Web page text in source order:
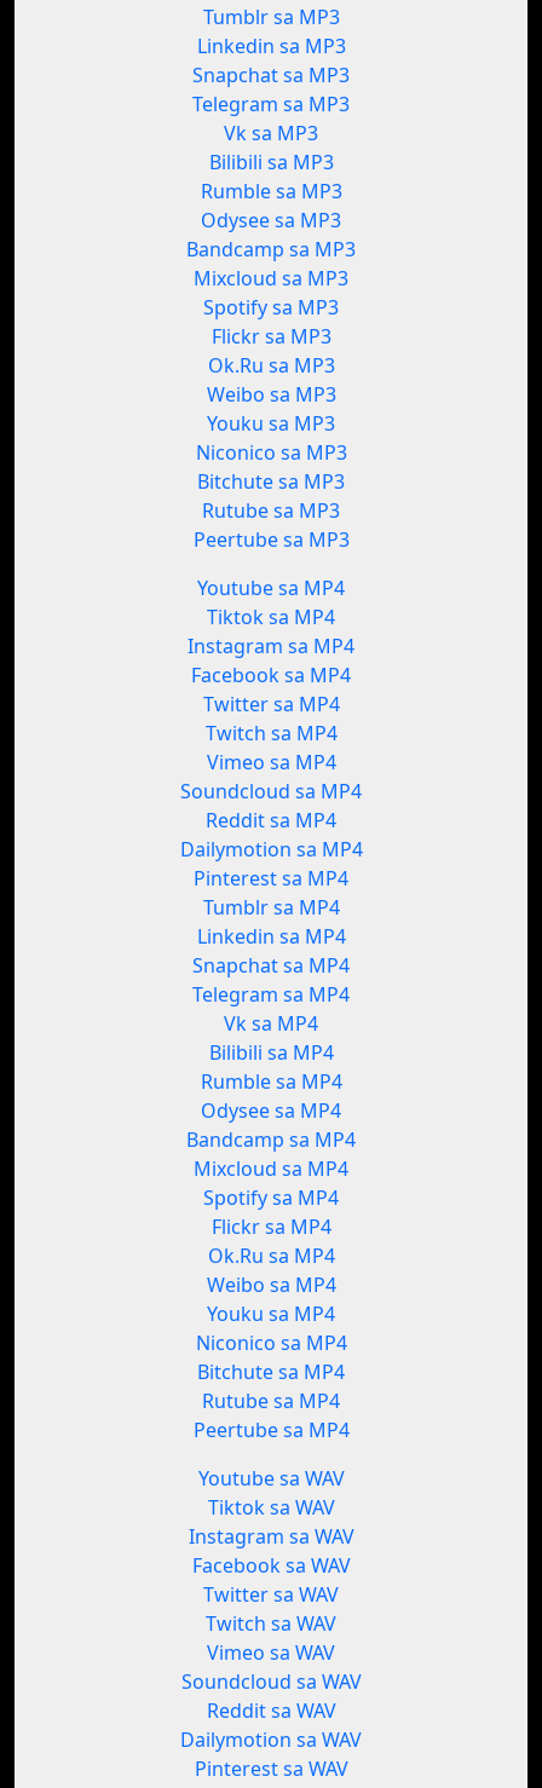
Tumblr sa MP3
Linkedin sa MP3
Snapchat sa MP3
Telegram sa MP3
Vk sa MP3
Bilibili sa MP3
Rumble sa MP3
Odysee sa MP3
Bandcamp sa MP3
Mixcloud sa MP3
Spotify sa MP3
Flickr sa MP3
Ok.Ru sa MP3
Weibo sa MP3
Youku sa MP3
Niconico sa MP3
Bitchute sa MP3
Rutube sa MP3
Peertube sa MP3
Youtube sa MP4
Tiktok sa MP4
Instagram sa MP4
Facebook sa MP4
Twitter sa MP4
Twitch sa MP4
Vimeo sa MP4
Soundcloud sa MP4
Reddit sa MP4
Dailymotion sa MP4
Pinterest sa MP4
Tumblr sa MP4
Linkedin sa MP4
Snapchat sa MP4
Telegram sa MP4
Vk sa MP4
Bilibili sa MP4
Rumble sa MP4
Odysee sa MP4
Bandcamp sa MP4
Mixcloud sa MP4
Spotify sa MP4
Flickr sa MP4
Ok.Ru sa MP4
Weibo sa MP4
Youku sa MP4
Niconico sa MP4
Bitchute sa MP4
Rutube sa MP4
Peertube sa MP4
Youtube sa WAV
Tiktok sa WAV
Instagram sa WAV
Facebook sa WAV
Twitter sa WAV
Twitch sa WAV
Vimeo sa WAV
Soundcloud sa WAV
Reddit sa WAV
Dailymotion sa WAV
Pinterest sa WAV